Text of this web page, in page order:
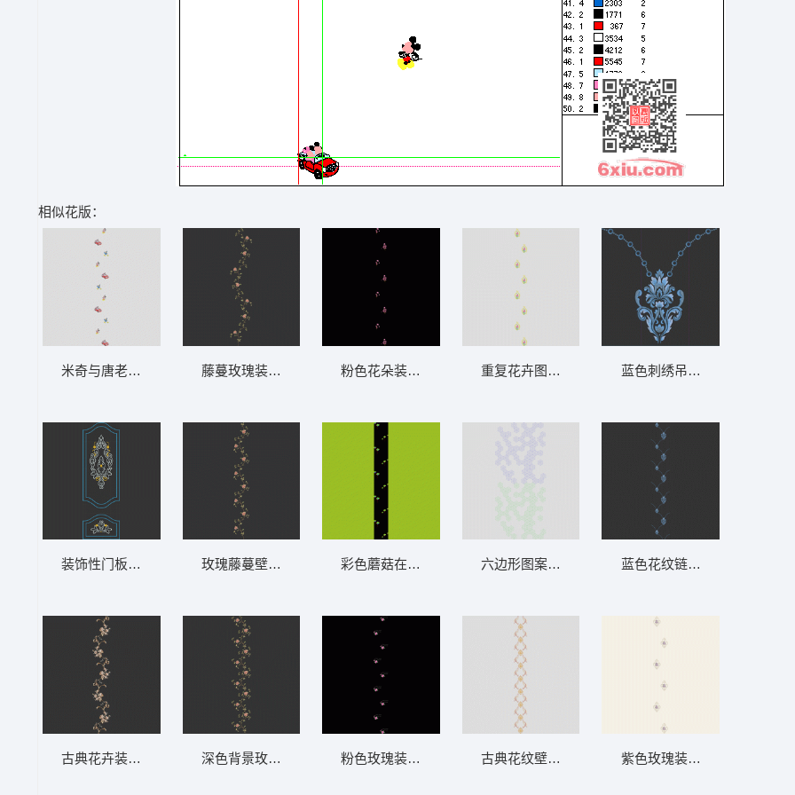
相似花版：
米奇与唐老鸭卡通图案 软装 装饰 窗帘
装饰性门板设计图 软装 装饰 窗帘
古典花卉装饰图案 软装 装饰 窗帘
藤蔓玫瑰装饰图案 软装 装饰 窗帘
玫瑰藤蔓壁纸图案 软装 装饰 窗帘
深色背景玫瑰藤蔓壁纸 软装 装饰 窗帘
粉色花朵装饰图案 软装 装饰 窗帘
彩色蘑菇在黑色背景上分布 软装 装饰 窗帘
粉色玫瑰装饰卡片 软装 装饰 窗帘
重复花卉图案装饰设计 软装 装饰 窗帘
六边形图案分层装饰设计 软装 装饰 窗帘
古典花纹壁纸图案 软装 装饰 窗帘
蓝色刺绣吊坠设计图 软装 装
蓝色花纹链条壁纸 软装 装饰
紫色玫瑰装饰图案壁纸 软装